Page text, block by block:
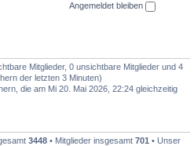
Angemeldet bleiben
Mitglieder, 0 unsichtbare Mitglieder und 4
der letzten 3 Minuten)
die am Mi 20. Mai 2026, 22:24 gleichzeitig
3448 • Mitglieder insgesamt 701 • Unser